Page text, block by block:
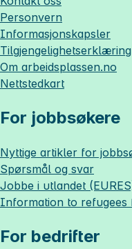
Personvern
Informasjonskapsler
Tilgjengelighetserklæring
Om arbeidsplassen.no
Nettstedkart
For jobbsøkere
Nyttige artikler for
Spørsmål og svar
Jobbe i utlandet
Information to refugees
For bedrifter